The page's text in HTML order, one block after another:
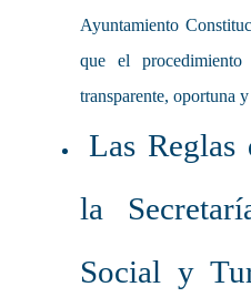
Ayuntamiento
que el
transparente, oportuna
Las Reglas
la
Social y